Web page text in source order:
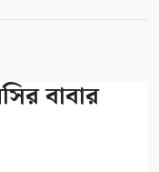
বাবার